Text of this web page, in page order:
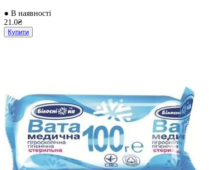
● В наявності
21.0₴
Купити